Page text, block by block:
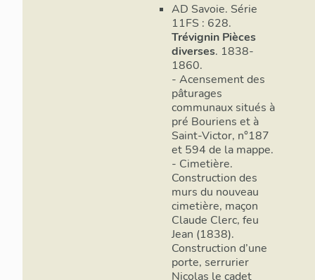
AD Savoie. Série
11FS : 628.
Trévignin Pièces
diverses. 1838-
1860.
- Acensement des
pâturages
communaux situés à
pré Bouriens et à
Saint-Victor, n°187
et 594 de la mappe.
- Cimetière.
Construction des
murs du nouveau
cimetière, maçon
Claude Clerc, feu
Jean (1838).
Construction d’une
porte, serrurier
Nicolas le cadet